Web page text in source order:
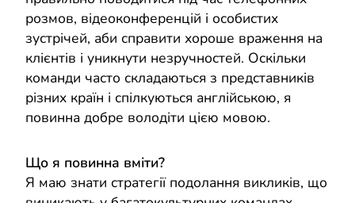
розмов, відеоконференцій і особистих
зустрічей, аби справити хороше враження на
клієнтів і уникнути незручностей. Оскільки
команди часто складаються з представників
різних країн і спілкуються англійською, я
повинна добре володіти цією мовою.
Що я повинна вміти?
Я маю знати стратегії подолання викликів, що